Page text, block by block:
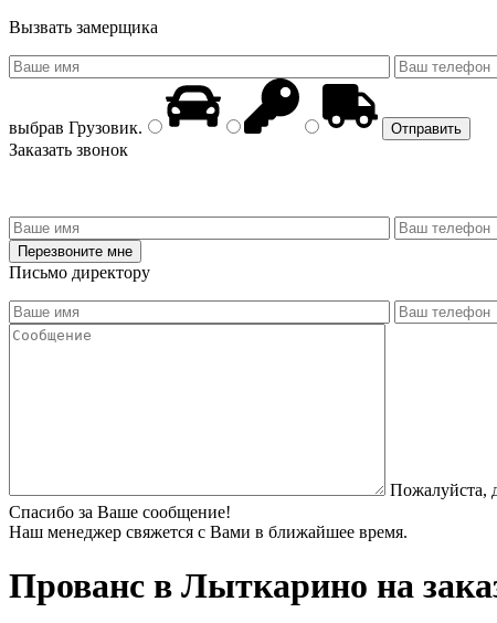
Вызвать замерщика
выбрав Грузовик.
Заказать звонок
Письмо директору
Пожалуйста,
Спасибо за Ваше сообщение!
Наш менеджер свяжется с Вами в ближайшее время.
Прованс в Лыткарино на